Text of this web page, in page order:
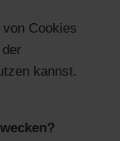
Cookies
kannst.